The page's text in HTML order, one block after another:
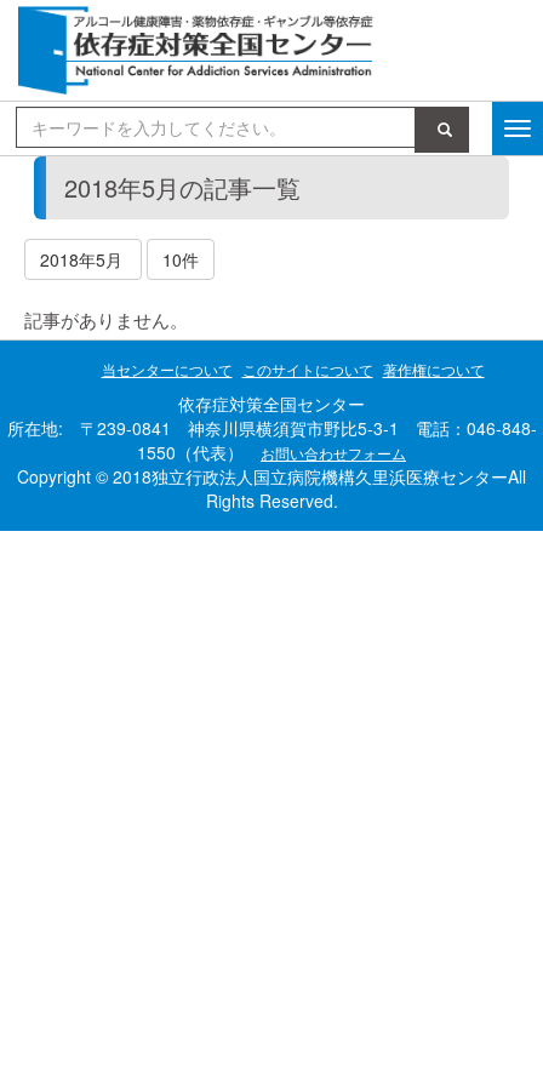
検索
2018年5月の記事一覧
2018年5月 10件
記事がありません。
当センターについて このサイトについて 著作権について
依存症対策全国センター
所在地: 〒239-0841 神奈川県横須賀市野比5-3-1 電話：046-848-
1550（代表）
お問い合わせフォーム
Copyright © 2018独立行政法人国立病院機構久里浜医療センターAll
Rights Reserved.